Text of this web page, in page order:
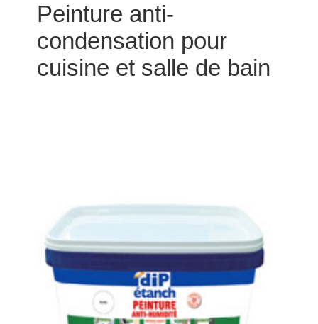
Peinture anti-
condensation pour
cuisine et salle de bain